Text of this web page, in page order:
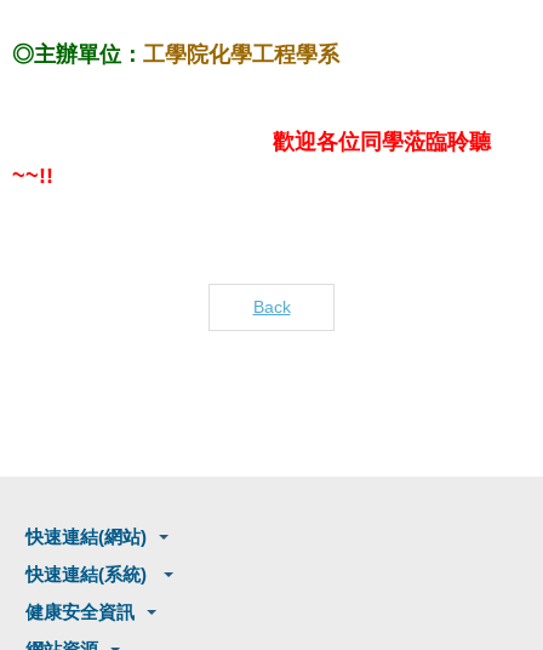
◎主辦單位： 工學院化學工程學系
歡迎各位同學蒞臨聆聽
~~!!
Back
快速連結(網站)
快速連結(系統)
健康安全資訊